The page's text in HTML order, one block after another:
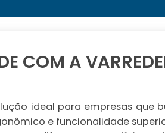
COM A
ideal para empresas que
e funcionalidade